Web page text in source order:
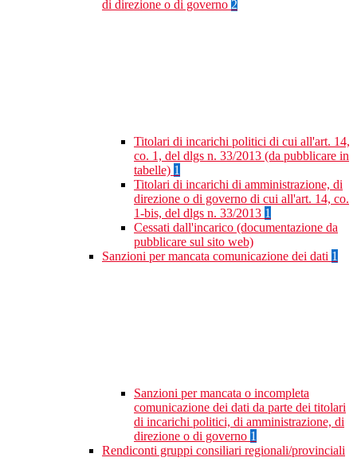
di direzione o di governo 2
Titolari di incarichi politici di cui all'art. 14,
co. 1, del dlgs n. 33/2013 (da pubblicare in
tabelle) 1
Titolari di incarichi di amministrazione, di
direzione o di governo di cui all'art. 14, co.
1-bis, del dlgs n. 33/2013 1
Cessati dall'incarico (documentazione da
pubblicare sul sito web)
Sanzioni per mancata comunicazione dei dati 1
Sanzioni per mancata o incompleta
comunicazione dei dati da parte dei titolari
di incarichi politici, di amministrazione, di
direzione o di governo 1
Rendiconti gruppi consiliari regionali/provinciali